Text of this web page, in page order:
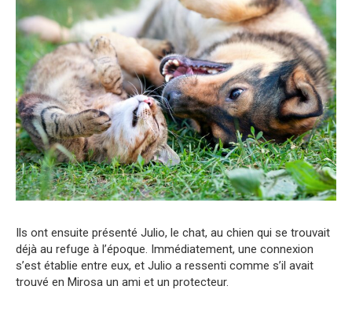
Ils ont ensuite présenté Julio, le chat, au chien qui se trouvait
déjà au refuge à l’époque. Immédiatement, une connexion
s’est établie entre eux, et Julio a ressenti comme s’il avait
trouvé en Mirosa un ami et un protecteur.